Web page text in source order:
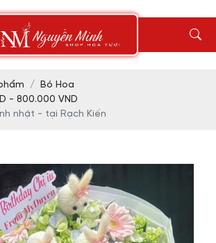
Bó Hoa
- 800.000 VND
nhật - tại Rạch Kiến